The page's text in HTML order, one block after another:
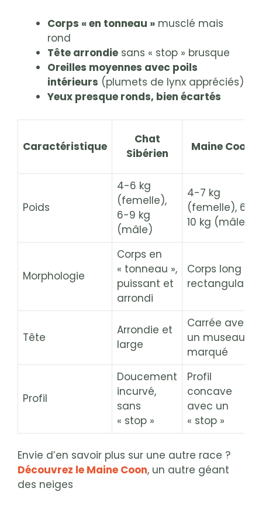
Corps « en tonneau » musclé mais
rond
Tête arrondie sans « stop » brusque
Oreilles moyennes avec poils
intérieurs (plumets de lynx appréciés)
Yeux presque ronds, bien écartés
Caractéristique
Chat
Sibérien
Maine Coon
Poids
4-6 kg
(femelle),
6-9 kg
(mâle)
4-7 kg
(femelle), 6-
10 kg (mâle)
Morphologie
Corps en
« tonneau »,
puissant et
arrondi
Corps long et
rectangulaire
Tête
Arrondie et
large
Carrée avec
un museau
marqué
Profil
Doucement
incurvé,
sans
« stop »
Profil
concave
avec un
« stop »
Envie d’en savoir plus sur une autre race ?
Découvrez le Maine Coon, un autre géant
des neiges